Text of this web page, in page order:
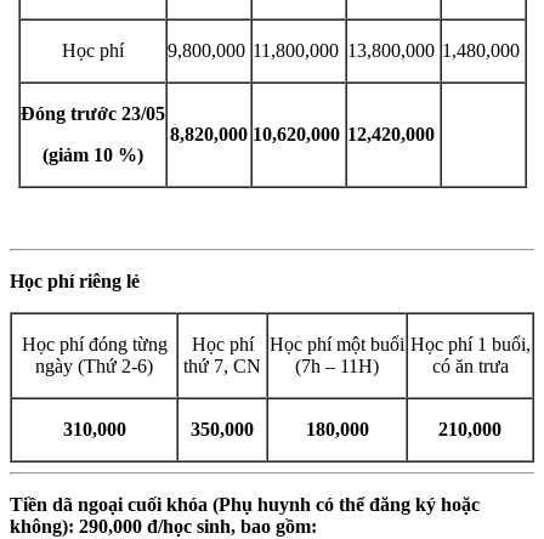
Học phí 9,800,000 11,800,000 13,800,000 1,480,000
Đóng trước 23/05
(giảm 10 %)
8,820,000 10,620,000 12,420,000
Học phí riêng lẻ
Học phí đóng từng
ngày (Thứ 2-6)
Học phí
thứ 7, CN
Học phí một buổi
(7h – 11H)
Học phí 1 buổi,
có ăn trưa
310,000 350,000 180,000 210,000
Tiền dã ngoại cuối khóa (Phụ huynh có thể đăng ký hoặc
không): 290,000 đ/học sinh, bao gồm: